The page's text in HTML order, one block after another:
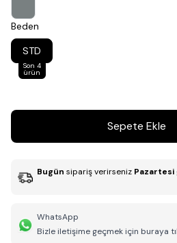
Beden
STD
Son 4
ürün
Sepete Ekle
Bugün sipariş verirseniz Pazartesi
WhatsApp
Bizle iletişime geçmek için buraya